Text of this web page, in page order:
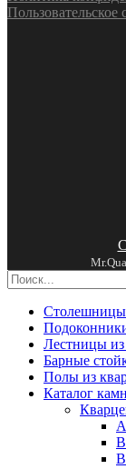
Пользовательское
Столешницы
Лестницы из
Барные
Полы из
Каталог